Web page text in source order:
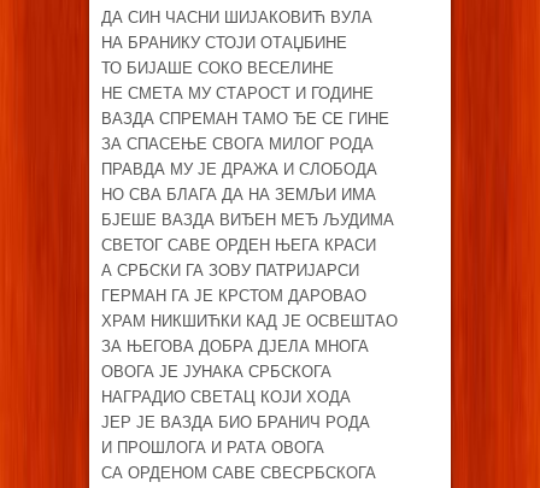
ДА СИН ЧАСНИ ШИЈАКОВИЋ ВУЛА
НА БРАНИКУ СТОЈИ ОТАЏБИНЕ
ТО БИЈАШЕ СОКО ВЕСЕЛИНЕ
НЕ СМЕТА МУ СТАРОСТ И ГОДИНЕ
ВАЗДА СПРЕМАН ТАМО ЂЕ СЕ ГИНЕ
ЗА СПАСЕЊЕ СВОГА МИЛОГ РОДА
ПРАВДА МУ ЈЕ ДРАЖА И СЛОБОДА
НО СВА БЛАГА ДА НА ЗЕМЉИ ИМА
БЈЕШЕ ВАЗДА ВИЂЕН МЕЂ ЉУДИМА
СВЕТОГ САВЕ ОРДЕН ЊЕГА КРАСИ
А СРБСКИ ГА ЗОВУ ПАТРИЈАРСИ
ГЕРМАН ГА ЈЕ КРСТОМ ДАРОВАО
ХРАМ НИКШИЋКИ КАД ЈЕ ОСВЕШТАО
ЗА ЊЕГОВА ДОБРА ДЈЕЛА МНОГА
ОВОГА ЈЕ ЈУНАКА СРБСКОГА
НАГРАДИО СВЕТАЦ КОЈИ ХОДА
ЈЕР ЈЕ ВАЗДА БИО БРАНИЧ РОДА
И ПРОШЛОГА И РАТА ОВОГА
СА ОРДЕНОМ САВЕ СВЕСРБСКОГА